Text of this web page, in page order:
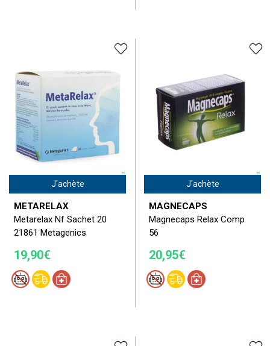
J'achète
METARELAX
Metarelax Nf Sachet 20
21861 Metagenics
19,90€
J'achète
MAGNECAPS
Magnecaps Relax Comp
56
20,95€